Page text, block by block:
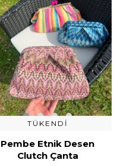
TÜKENDI
Pembe Etnik Desen
Clutch Çanta